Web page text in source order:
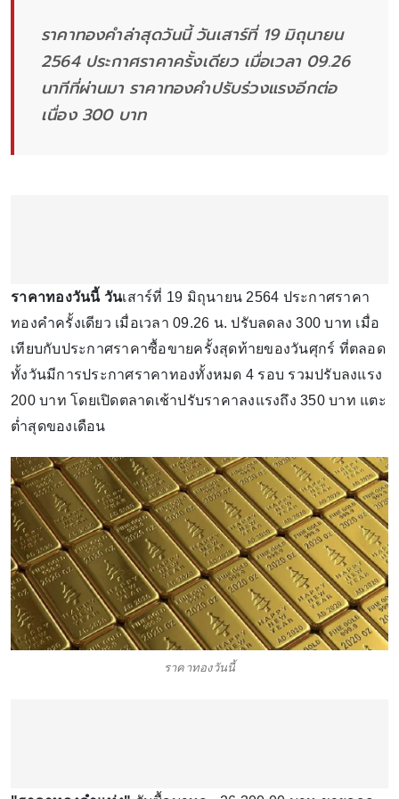
ราคาทองคำล่าสุดวันนี้ วันเสาร์ที่ 19 มิถุนายน
2564 ประกาศราคาครั้งเดียว เมื่อเวลา 09.26
นาทีที่ผ่านมา ราคาทองคำปรับร่วงแรงอีกต่อ
เนื่อง 300 บาท
ราคาทองวันนี้ วันเสาร์ที่ 19 มิถุนายน 2564 ประกาศราคา
ทองคำครั้งเดียว เมื่อเวลา 09.26 น. ปรับลดลง 300 บาท เมื่อ
เทียบกับประกาศราคาซื้อขายครั้งสุดท้ายของวันศุกร์ ที่ตลอด
ทั้งวันมีการประกาศราคาทองทั้งหมด 4 รอบ รวมปรับลงแรง
200 บาท โดยเปิดตลาดเช้าปรับราคาลงแรงถึง 350 บาท แตะ
ต่ำสุดของเดือน
ราคาทองวันนี้